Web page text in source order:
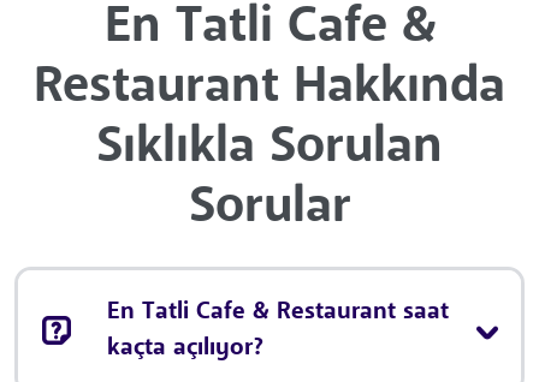
En Tatli Cafe &
Restaurant Hakkında
Sıklıkla Sorulan
Sorular
En Tatli Cafe & Restaurant saat
kaçta açılıyor?